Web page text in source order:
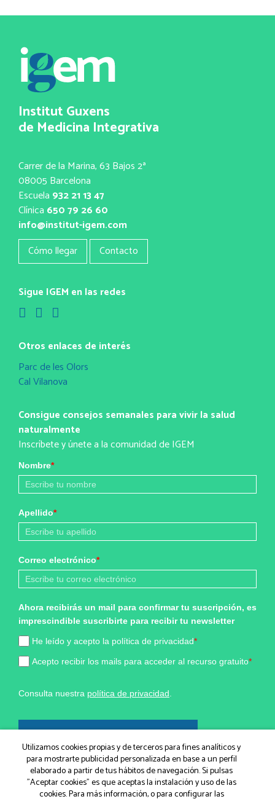
Institut Guxens
de Medicina Integrativa
Carrer de la Marina, 63 Bajos 2ª
08005 Barcelona
Escuela 932 21 13 47
Clínica 650 79 26 60
info@institut-igem.com
Cómo llegar
Contacto
Sigue IGEM en las redes
Otros enlaces de interés
Parc de les Olors
Cal Vilanova
Consigue consejos semanales para vivir la salud
naturalmente
Inscríbete y únete a la comunidad de IGEM
Nombre*
Apellido*
Correo electrónico*
Ahora recibirás un mail para confirmar tu suscripción, es
imprescindible suscribirte para recibir tu newsletter
He leído y acepto la política de privacidad*
Acepto recibir los mails para acceder al recurso gratuito*
Consulta nuestra política de privacidad
Marketing por
ActiveCampaign
Utilizamos cookies propias y de terceros para fines analíticos y
para mostrarte publicidad personalizada en base a un perfil
elaborado a partir de tus hábitos de navegación. Si pulsas
"Aceptar cookies" es que aceptas la instalación y uso de las
cookies. Para más información, o para configurar las